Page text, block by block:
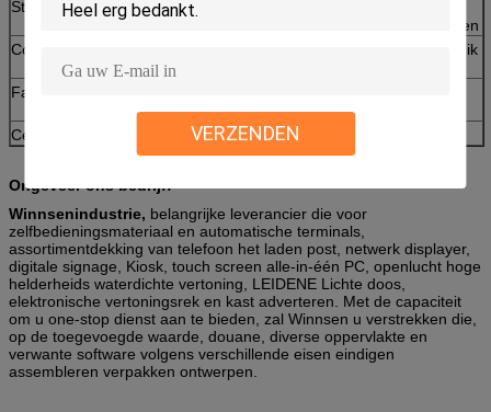
VERZENDEN
Staallichaam
Staal de materiële, stevige structuur van
uitstekende kwaliteit, diverse beschikbare kleuren
Contactdoostype
Naar maat gemaakt om het verschillende gebruik
van het land te passen
Facultatief
speler
Certificatie
Ce, FCC, RoHS, ISO9001: 2008
Ongeveer ons bedrijf:
Winnsenindustrie, belangrijke leverancier die voor
zelfbedieningsmateriaal en automatische terminals,
assortimentdekking van telefoon het laden post, netwerk displayer,
digitale signage, Kiosk, touch screen alle-in-één PC, openlucht hoge
helderheids waterdichte vertoning, LEIDENE Lichte doos,
elektronische vertoningsrek en kast adverteren. Met de capaciteit
om u one-stop dienst aan te bieden, zal Winnsen u verstrekken die,
op de toegevoegde waarde, douane, diverse oppervlakte en
verwante software volgens verschillende eisen eindigen
assembleren verpakken ontwerpen.